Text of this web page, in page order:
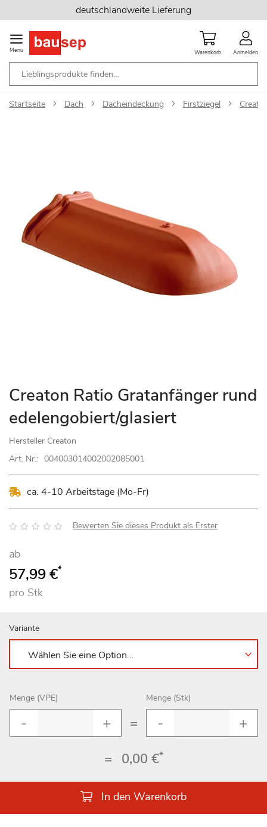
Inhalt
springen
deutschlandweite Lieferung
Menu Warenkorb Anmelden
Startseite Dach Dacheindeckung Firstziegel
Zum
Anfang
der
springen
Creaton Ratio Gratanfänger rund
edelengobiert/glasiert
Hersteller Creaton
Art. Nr.: 004003014002002085001
ca. 4-10 Arbeitstage (Mo-Fr)
Bewertung: Bewerten Sie dieses Produkt als Erster
ab
57,99 €*
pro Stk
Variante
Menge (VPE)
=
Menge (Stk)
= 0,00 €*
In den Warenkorb